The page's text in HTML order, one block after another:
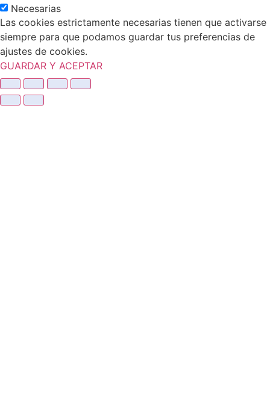
Necesarias
Las cookies estrictamente necesarias tienen que activarse
siempre para que podamos guardar tus preferencias de
ajustes de cookies.
GUARDAR Y ACEPTAR